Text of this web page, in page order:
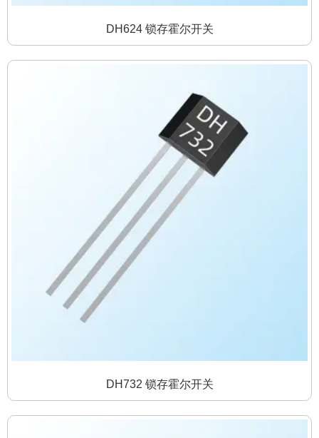
DH624 锁存霍尔开关
DH732 锁存霍尔开关